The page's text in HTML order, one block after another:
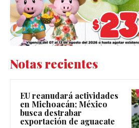
Notas recientes
EU reanudará actividades
en Michoacán; México
busca destrabar
exportación de aguacate